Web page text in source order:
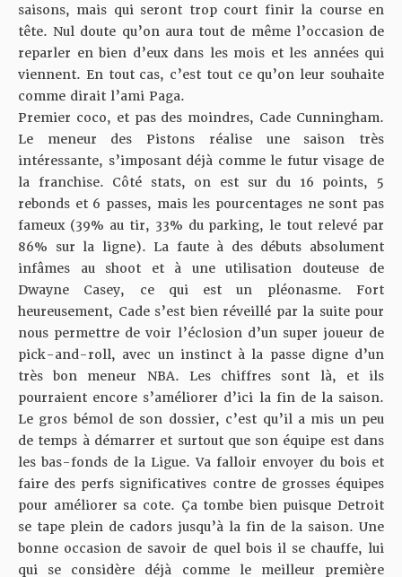
saisons, mais qui seront trop court finir la course en
tête. Nul doute qu’on aura tout de même l’occasion de
reparler en bien d’eux dans les mois et les années qui
viennent. En tout cas, c’est tout ce qu’on leur souhaite
comme dirait l’ami Paga.
Premier coco, et pas des moindres, Cade Cunningham.
Le meneur des Pistons réalise une saison très
intéressante, s’imposant déjà comme le futur visage de
la franchise. Côté stats, on est sur du 16 points, 5
rebonds et 6 passes, mais les pourcentages ne sont pas
fameux (39% au tir, 33% du parking, le tout relevé par
86% sur la ligne). La faute à des débuts absolument
infâmes au shoot et à une utilisation douteuse de
Dwayne Casey, ce qui est un pléonasme. Fort
heureusement, Cade s’est bien réveillé par la suite pour
nous permettre de voir l’éclosion d’un super joueur de
pick-and-roll, avec un instinct à la passe digne d’un
très bon meneur NBA. Les chiffres sont là, et ils
pourraient encore s’améliorer d’ici la fin de la saison.
Le gros bémol de son dossier, c’est qu’il a mis un peu
de temps à démarrer et surtout que son équipe est dans
les bas-fonds de la Ligue. Va falloir envoyer du bois et
faire des perfs significatives contre de grosses équipes
pour améliorer sa cote. Ça tombe bien puisque Detroit
se tape plein de cadors jusqu’à la fin de la saison. Une
bonne occasion de savoir de quel bois il se chauffe, lui
qui se considère déjà comme le meilleur première